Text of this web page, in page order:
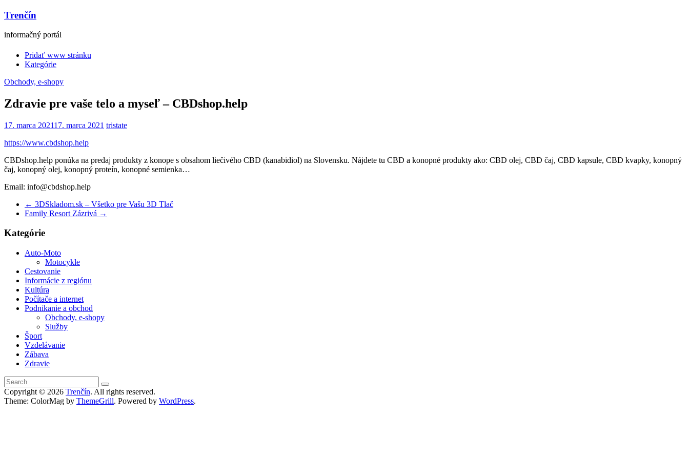
Trenčín
informačný portál
Pridať www stránku
Kategórie
Obchody, e-shopy
Zdravie pre vaše telo a myseľ – CBDshop.help
17. marca 202117. marca 2021 tristate
https://www.cbdshop.help
CBDshop.help ponúka na predaj produkty z konope s obsahom liečivého CBD (kanabidiol) na Slovensku. Nájdete tu CBD a konopné produkty ako: CBD olej, CBD čaj, CBD kapsule, CBD kvapky, konopný
čaj, konopný olej, konopný proteín, konopné semienka…
Email: info@cbdshop.help
← 3DSkladom.sk – Všetko pre Vašu 3D Tlač
Family Resort Zázrivá →
Kategórie
Auto-Moto
Motocykle
Cestovanie
Informácie z regiónu
Kultúra
Počítače a internet
Podnikanie a obchod
Obchody, e-shopy
Služby
Šport
Vzdelávanie
Zábava
Zdravie
Copyright © 2026 Trenčín. All rights reserved.
Theme: ColorMag by ThemeGrill. Powered by WordPress.